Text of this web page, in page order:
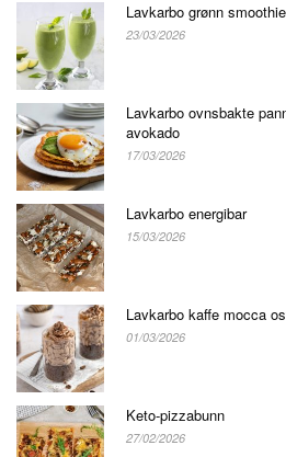
Lavkarbo grønn
23/03/2026
Lavkarbo ovnsbakte
avokado
17/03/2026
Lavkarbo energibar
15/03/2026
Lavkarbo kaffe mocca
01/03/2026
Keto-pizzabunn
27/02/2026